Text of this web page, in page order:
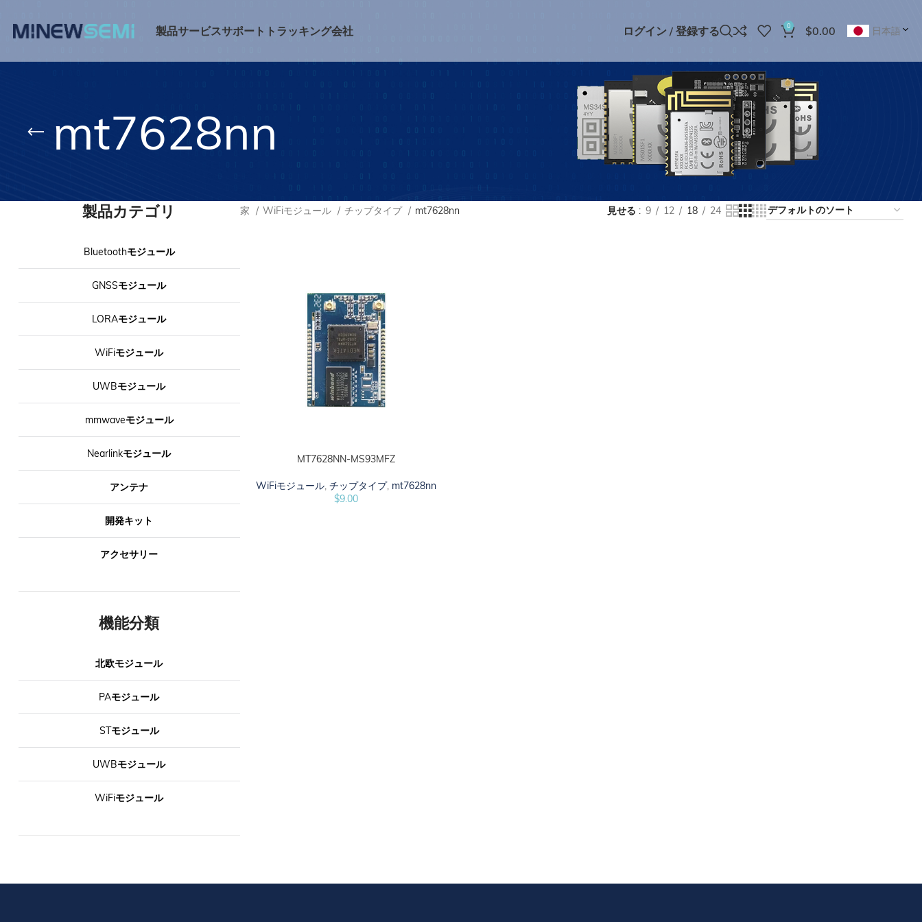
製品サービスサポート トラッキング会社 ログイン / 登録する 0 $0.00 日本語
mt7628nn
製品カテゴリ
Bluetoothモジュール
GNSSモジュール
LORAモジュール
WiFiモジュール
UWBモジュール
mmwaveモジュール
Nearlinkモジュール
アンテナ
開発キット
アクセサリー
機能分類
北欧モジュール
PAモジュール
STモジュール
UWBモジュール
WiFiモジュール
家 WiFiモジュール チップタイプ mt7628nn 見せる 9 12 18 24
MT7628NN-MS93MFZ
WiFiモジュール, チップタイプ, mt7628nn
$9.00